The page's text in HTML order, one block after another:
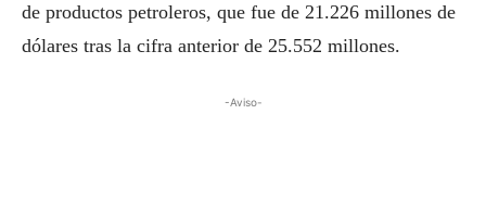
de productos petroleros, que fue de 21.226 millones de
dólares tras la cifra anterior de 25.552 millones.
-Aviso-